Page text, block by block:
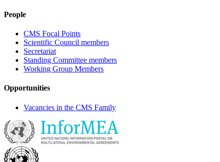
People
CMS Focal Points
Scientific Council members
Secretariat
Standing Committee members
Working Group Members
Opportunities
Vacancies in the CMS Family